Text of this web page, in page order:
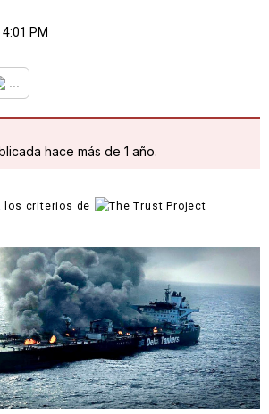
PM
...
hace más de 1 año.
los criterios de